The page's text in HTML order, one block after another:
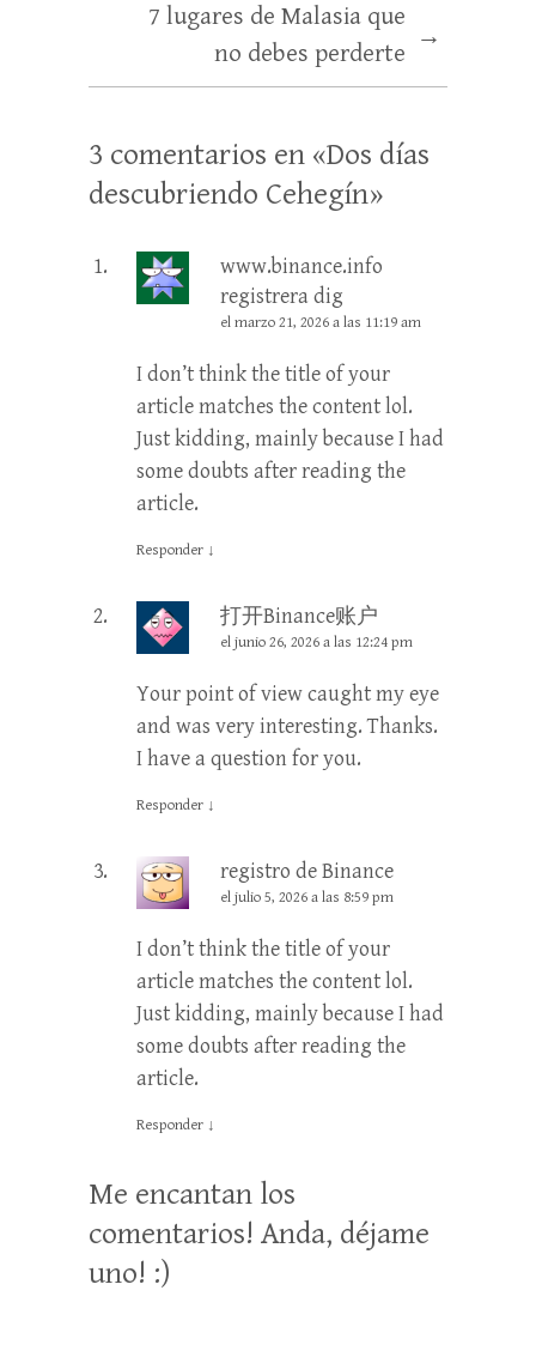
7 lugares de Malasia que
no debes perderte
→
3 comentarios en «Dos días
descubriendo Cehegín»
www.binance.info
registrera dig
el marzo 21, 2026 a las 11:19 am
I don’t think the title of your
article matches the content lol.
Just kidding, mainly because I had
some doubts after reading the
article.
Responder ↓
打开Binance账户
el junio 26, 2026 a las 12:24 pm
Your point of view caught my eye
and was very interesting. Thanks.
I have a question for you.
Responder ↓
registro de Binance
el julio 5, 2026 a las 8:59 pm
I don’t think the title of your
article matches the content lol.
Just kidding, mainly because I had
some doubts after reading the
article.
Responder ↓
Me encantan los
comentarios! Anda, déjame
uno! :)